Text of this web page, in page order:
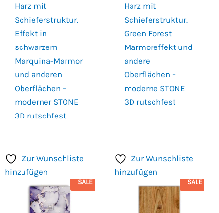
Harz mit
Schieferstruktur.
Effekt in
schwarzem
Marquina-Marmor
und anderen
Oberflächen –
moderner STONE
3D rutschfest
Harz mit
Schieferstruktur.
Green Forest
Marmoreffekt und
andere
Oberflächen –
moderne STONE
3D rutschfest
Zur Wunschliste
hinzufügen
SALE
Zur Wunschliste
hinzufügen
SALE